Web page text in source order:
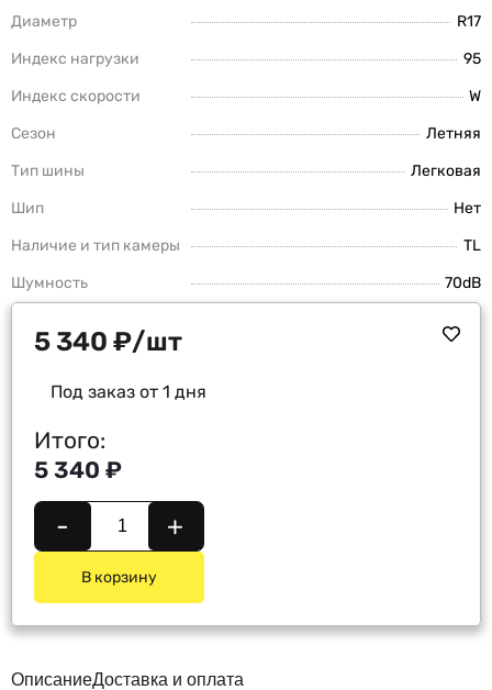
Диаметр
R17
Индекс нагрузки
95
Индекс скорости
W
Сезон
Летняя
Тип шины
Легковая
Шип
Нет
Наличие и тип камеры
TL
Шумность
70dB
5 340 ₽/шт
Под заказ от 1 дня
Итого:
5 340 ₽
- +
В корзину
ОписаниеДоставка и оплата